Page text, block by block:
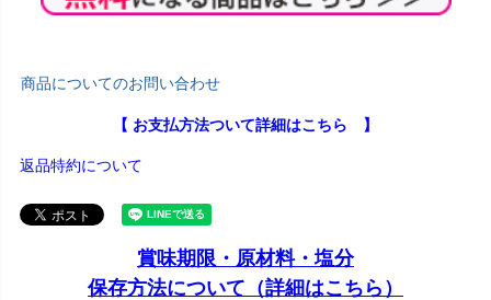
商品についてのお問い合わせ
【 お支払方法ついて詳細はこちら 】
返品特約について
賞味期限・原材料・塩分
保存方法について（詳細はこちら）